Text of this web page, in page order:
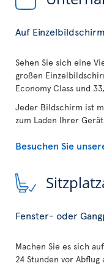
Auf
Sehen Sie sich eine
großen
Economy Class und
Jeder Bildschirm ist
zum Laden Ihrer
Besuchen Sie
Fenster- oder
Machen Sie es sich
24 Stunden vor Abflug